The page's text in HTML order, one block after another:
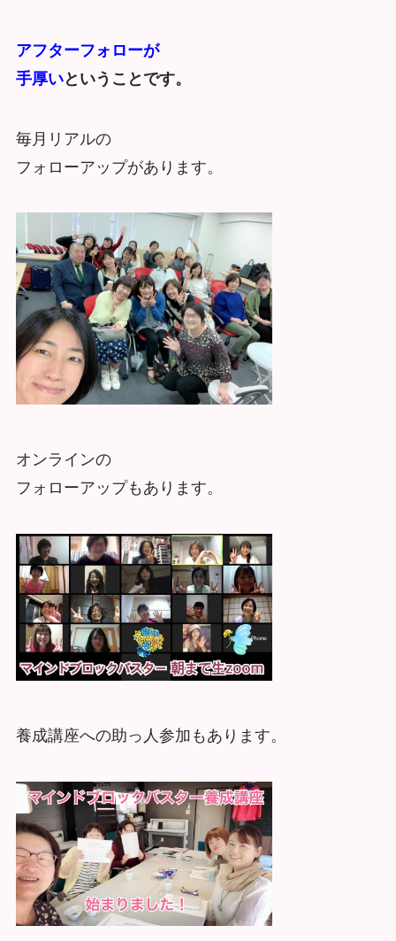
アフターフォローが
手厚いということです。
毎月リアルの
フォローアップがあります。
オンラインの
フォローアップもあります。
養成講座への助っ人参加もあります。